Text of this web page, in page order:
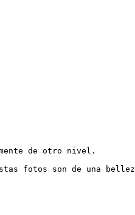
de otro nivel.
fotos son de una